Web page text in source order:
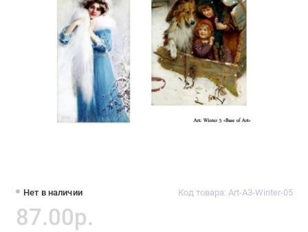
Нет в наличии Код товара: Art-A3-Winter-05
87.00р.